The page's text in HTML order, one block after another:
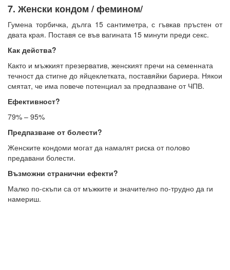
7. Женски кондом / фемином/
Гумена торбичка, дълга 15 сантиметра, с гъвкав пръстен от
двата края. Поставя се във вагината 15 минути преди секс.
Как действа?
Както и мъжкият презерватив, женският пречи на семенната
течност да стигне до яйцеклетката, поставяйки бариера. Някои
смятат, че има повече потенциал за предпазване от ЧПВ.
Ефективност?
79% – 95%
Предпазване от болести?
Женските кондоми могат да намалят риска от полово
предавани болести.
Възможни странични ефекти?
Малко по-скъпи са от мъжките и значително по-трудно да ги
намериш.